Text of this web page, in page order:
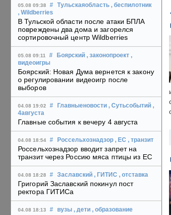
05.08 09:38 # Тульскаяобласть , беспилотник
, Wildberries
В Тульской области после атаки БПЛА
повреждены два дома и загорелся
сортировочный центр Wildberries
05.08 09:11 # Боярский , законопроект ,
видеоигры
Боярский: Новая Дума вернется к закону
о регулировании видеоигр после
выборов
04.08 19:02 # Главныеновости , Сутьсобытий ,
4августа
Главные события к вечеру 4 августа
04.08 18:54 # Россельхознадзор , ЕС , транзит
Россельхознадзор вводит запрет на
транзит через Россию мяса птицы из ЕС
04.08 18:28 # Заславский , ГИТИС , отставка
Григорий Заславский покинул пост
ректора ГИТИСа
04.08 18:13 # вузы , дети , образование